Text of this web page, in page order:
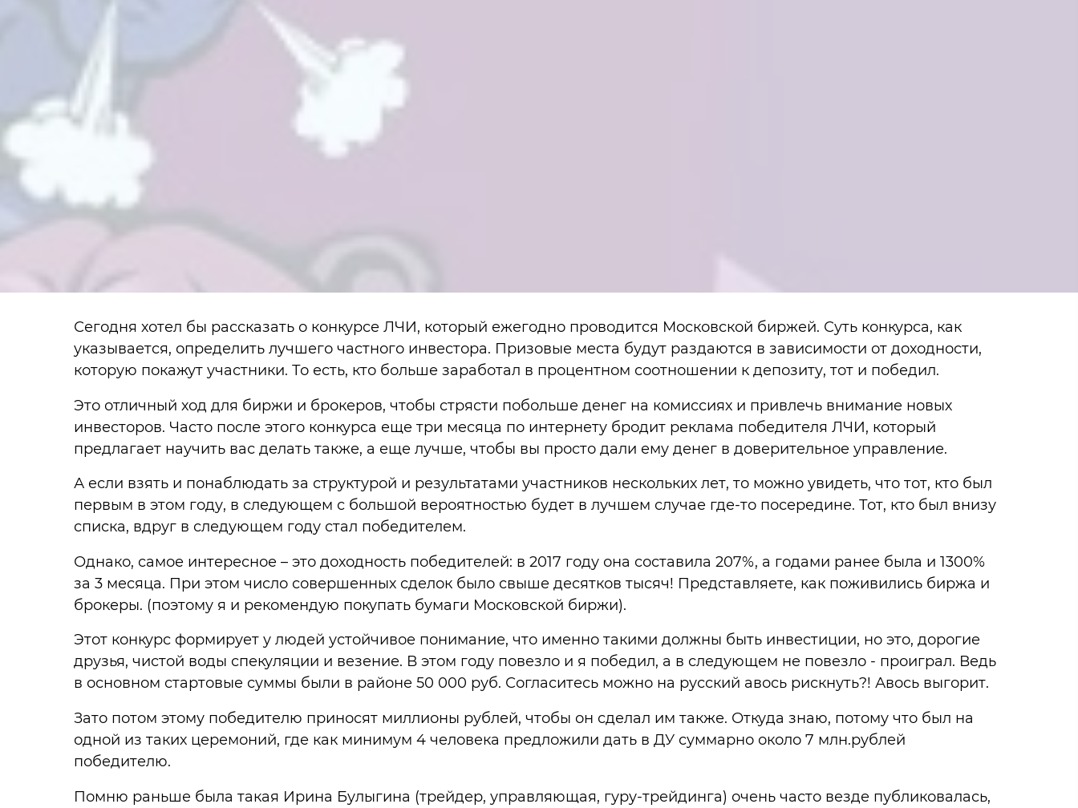
Сегодня хотел бы рассказать о конкурсе ЛЧИ, который ежегодно проводится Московской биржей. Суть конкурса, как
указывается, определить лучшего частного инвестора. Призовые места будут раздаются в зависимости от доходности,
которую покажут участники. То есть, кто больше заработал в процентном соотношении к депозиту, тот и победил.
Это отличный ход для биржи и брокеров, чтобы стрясти побольше денег на комиссиях и привлечь внимание новых
инвесторов. Часто после этого конкурса еще три месяца по интернету бродит реклама победителя ЛЧИ, который
предлагает научить вас делать также, а еще лучше, чтобы вы просто дали ему денег в доверительное управление.
А если взять и понаблюдать за структурой и результатами участников нескольких лет, то можно увидеть, что тот, кто был
первым в этом году, в следующем с большой вероятностью будет в лучшем случае где-то посередине. Тот, кто был внизу
списка, вдруг в следующем году стал победителем.
Однако, самое интересное – это доходность победителей: в 2017 году она составила 207%, а годами ранее была и 1300%
за 3 месяца. При этом число совершенных сделок было свыше десятков тысяч! Представляете, как поживились биржа и
брокеры. (поэтому я и рекомендую покупать бумаги Московской биржи).
Этот конкурс формирует у людей устойчивое понимание, что именно такими должны быть инвестиции, но это, дорогие
друзья, чистой воды спекуляции и везение. В этом году повезло и я победил, а в следующем не повезло - проиграл. Ведь
в основном стартовые суммы были в районе 50 000 руб. Согласитесь можно на русский авось рискнуть?! Авось выгорит.
Зато потом этому победителю приносят миллионы рублей, чтобы он сделал им также. Откуда знаю, потому что был на
одной из таких церемоний, где как минимум 4 человека предложили дать в ДУ суммарно около 7 млн.рублей
победителю.
Помню раньше была такая Ирина Булыгина (трейдер, управляющая, гуру-трейдинга) очень часто везде публиковалась,